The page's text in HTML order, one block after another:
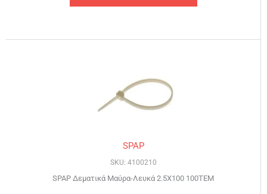
SPAP
SKU: 4100210
SPAP Δεματικά Μαύρα-Λευκά 2.5Χ100 100ΤΕΜ